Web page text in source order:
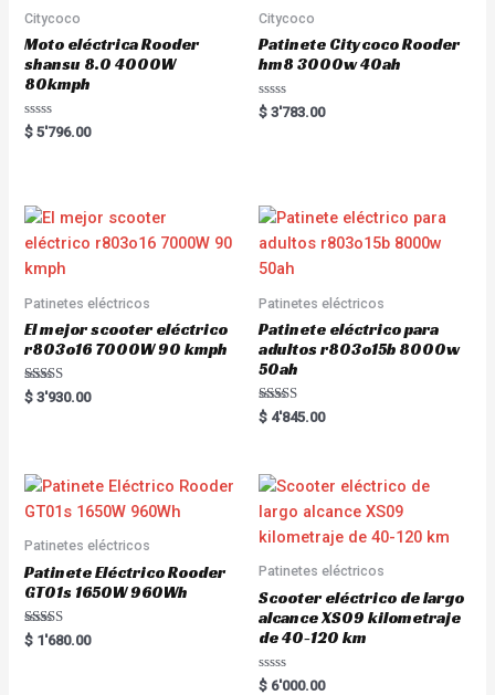
5
Citycoco
Moto eléctrica Rooder
shansu 8.0 4000W
80kmph
R
a
o
u
o
f
5
$ 5'796.00
Citycoco
Patinete Citycoco Rooder
hm8 3000w 40ah
R
a
u
t
f
$ 3'783.00
Patinetes eléctricos
El mejor scooter eléctrico
r803o16 7000W 90 kmph
Rated
5.00
$ 3'930.00
Patinetes eléctricos
Patinete eléctrico para
adultos r803o15b 8000w
50ah
Rated
5.00
$ 4'845.00
Patinetes eléctricos
Patinete Eléctrico Rooder
GT01s 1650W 960Wh
Rated
5.00
$ 1'680.00
Patinetes eléctricos
Scooter eléctrico de largo
alcance XS09 kilometraje
de 40-120 km
R
$ 6'000.00